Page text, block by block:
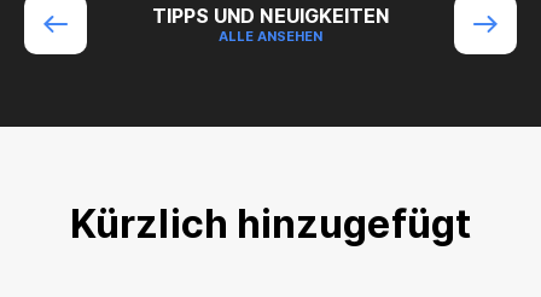
TIPPS UND NEUIGKEITEN
ALLE ANSEHEN
Kürzlich hinzugefügt